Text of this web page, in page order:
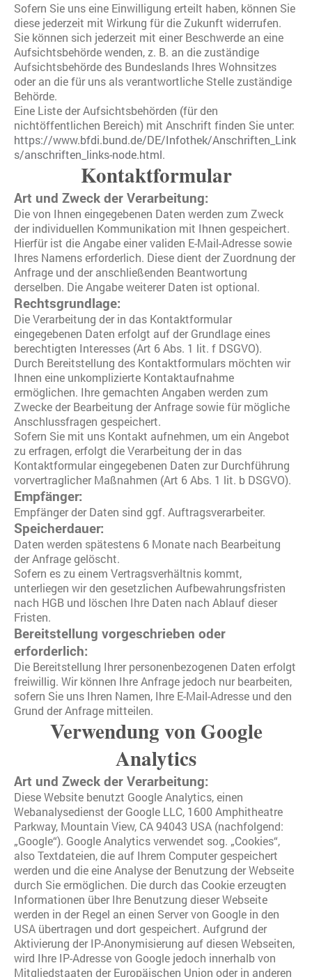
Sofern Sie uns eine Einwilligung erteilt haben, können Sie
diese jederzeit mit Wirkung für die Zukunft widerrufen.
Sie können sich jederzeit mit einer Beschwerde an eine
Aufsichtsbehörde wenden, z. B. an die zuständige
Aufsichtsbehörde des Bundeslands Ihres Wohnsitzes
oder an die für uns als verantwortliche Stelle zuständige
Behörde.
Eine Liste der Aufsichtsbehörden (für den
nichtöffentlichen Bereich) mit Anschrift finden Sie unter:
https://www.bfdi.bund.de/DE/Infothek/Anschriften_Link
s/anschriften_links-node.html.
Kontaktformular
Art und Zweck der Verarbeitung:
Die von Ihnen eingegebenen Daten werden zum Zweck
der individuellen Kommunikation mit Ihnen gespeichert.
Hierfür ist die Angabe einer validen E-Mail-Adresse sowie
Ihres Namens erforderlich. Diese dient der Zuordnung der
Anfrage und der anschließenden Beantwortung
derselben. Die Angabe weiterer Daten ist optional.
Rechtsgrundlage:
Die Verarbeitung der in das Kontaktformular
eingegebenen Daten erfolgt auf der Grundlage eines
berechtigten Interesses (Art 6 Abs. 1 lit. f DSGVO).
Durch Bereitstellung des Kontaktformulars möchten wir
Ihnen eine unkomplizierte Kontaktaufnahme
ermöglichen. Ihre gemachten Angaben werden zum
Zwecke der Bearbeitung der Anfrage sowie für mögliche
Anschlussfragen gespeichert.
Sofern Sie mit uns Kontakt aufnehmen, um ein Angebot
zu erfragen, erfolgt die Verarbeitung der in das
Kontaktformular eingegebenen Daten zur Durchführung
vorvertraglicher Maßnahmen (Art 6 Abs. 1 lit. b DSGVO).
Empfänger:
Empfänger der Daten sind ggf. Auftragsverarbeiter.
Speicherdauer:
Daten werden spätestens 6 Monate nach Bearbeitung
der Anfrage gelöscht.
Sofern es zu einem Vertragsverhältnis kommt,
unterliegen wir den gesetzlichen Aufbewahrungsfristen
nach HGB und löschen Ihre Daten nach Ablauf dieser
Fristen.
Bereitstellung vorgeschrieben oder
erforderlich:
Die Bereitstellung Ihrer personenbezogenen Daten erfolgt
freiwillig. Wir können Ihre Anfrage jedoch nur bearbeiten,
sofern Sie uns Ihren Namen, Ihre E-Mail-Adresse und den
Grund der Anfrage mitteilen.
Verwendung von Google
Analytics
Art und Zweck der Verarbeitung:
Diese Website benutzt Google Analytics, einen
Webanalysedienst der Google LLC, 1600 Amphitheatre
Parkway, Mountain View, CA 94043 USA (nachfolgend:
„Google“). Google Analytics verwendet sog. „Cookies“,
also Textdateien, die auf Ihrem Computer gespeichert
werden und die eine Analyse der Benutzung der Webseite
durch Sie ermöglichen. Die durch das Cookie erzeugten
Informationen über Ihre Benutzung dieser Webseite
werden in der Regel an einen Server von Google in den
USA übertragen und dort gespeichert. Aufgrund der
Aktivierung der IP-Anonymisierung auf diesen Webseiten,
wird Ihre IP-Adresse von Google jedoch innerhalb von
Mitgliedstaaten der Europäischen Union oder in anderen